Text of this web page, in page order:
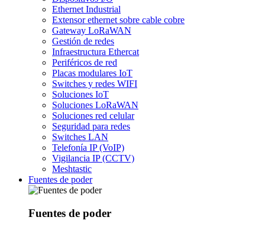
Ethernet Industrial
Extensor ethernet sobre cable cobre
Gateway LoRaWAN
Gestión de redes
Infraestructura Ethercat
Periféricos de red
Placas modulares IoT
Switches y redes WIFI
Soluciones IoT
Soluciones LoRaWAN
Soluciones red celular
Seguridad para redes
Switches LAN
Telefonía IP (VoIP)
Vigilancia IP (CCTV)
Meshtastic
Fuentes de poder
Fuentes de poder